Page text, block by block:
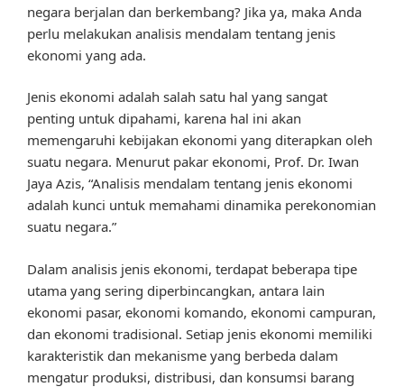
negara berjalan dan berkembang? Jika ya, maka Anda
perlu melakukan analisis mendalam tentang jenis
ekonomi yang ada.
Jenis ekonomi adalah salah satu hal yang sangat
penting untuk dipahami, karena hal ini akan
memengaruhi kebijakan ekonomi yang diterapkan oleh
suatu negara. Menurut pakar ekonomi, Prof. Dr. Iwan
Jaya Azis, “Analisis mendalam tentang jenis ekonomi
adalah kunci untuk memahami dinamika perekonomian
suatu negara.”
Dalam analisis jenis ekonomi, terdapat beberapa tipe
utama yang sering diperbincangkan, antara lain
ekonomi pasar, ekonomi komando, ekonomi campuran,
dan ekonomi tradisional. Setiap jenis ekonomi memiliki
karakteristik dan mekanisme yang berbeda dalam
mengatur produksi, distribusi, dan konsumsi barang